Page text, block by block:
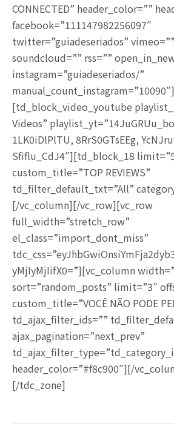
CONNECTED” header_color=””
facebook=”111147982256097″
twitter=”guiadeseriados”
soundcloud=”” rss=””
instagram=”guiadeseriados/”
manual_count_instagram=”10090″]
[td_block_video_youtube
Videos”
1LK0iDlPlTU, 8RrS0GTsEEg,
Sfiflu_CdJ4″][td_block_18
custom_title=”TOP REVIEWS”
td_filter_default_txt=”All”
[/vc_column][/vc_row][vc_row
full_width=”stretch_row”
el_class=”import_dont_miss”
yMjIyMjIifX0=”][vc_column
sort=”random_posts” limit=”3″
custom_title=”VOCÊ NÃO PODE
td_ajax_filter_ids=””
ajax_pagination=”next_prev”
header_color=”#f8c900″][/
[/tdc_zone]